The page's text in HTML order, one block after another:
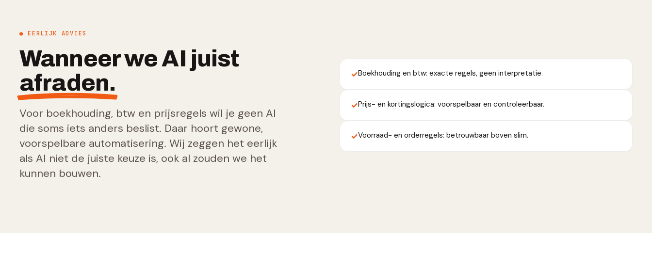
● EERLIJK ADVIES
Wanneer we AI juist
afraden.
Voor boekhouding, btw en prijsregels wil je geen AI
die soms iets anders beslist. Daar hoort gewone,
voorspelbare automatisering. Wij zeggen het eerlijk
als AI niet de juiste keuze is, ook al zouden we het
kunnen bouwen.
✓Boekhouding en btw: exacte regels, geen interpretatie.
✓Prijs- en kortingslogica: voorspelbaar en controleerbaar.
✓Voorraad- en orderregels: betrouwbaar boven slim.